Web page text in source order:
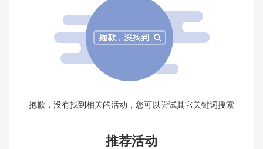
抱歉，没有找到相关的活动，您可以尝试其它关键词搜索
推荐活动